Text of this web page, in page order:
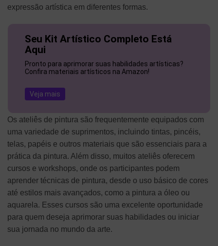
expressão artística em diferentes formas.
Seu Kit Artístico Completo Está
Aqui
Pronto para aprimorar suas habilidades artísticas?
Confira materiais artísticos na Amazon!
Veja mais
Os ateliês de pintura são frequentemente equipados com
uma variedade de suprimentos, incluindo tintas, pincéis,
telas, papéis e outros materiais que são essenciais para a
prática da pintura. Além disso, muitos ateliês oferecem
cursos e workshops, onde os participantes podem
aprender técnicas de pintura, desde o uso básico de cores
até estilos mais avançados, como a pintura a óleo ou
aquarela. Esses cursos são uma excelente oportunidade
para quem deseja aprimorar suas habilidades ou iniciar
sua jornada no mundo da arte.